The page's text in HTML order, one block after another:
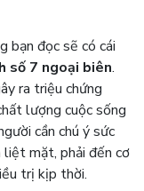
bạn đọc sẽ có cái
số 7 ngoại biên.
ra triệu chứng
lượng cuộc sống
cần chú ý sức
liệt mặt, phải đến cơ
trị kịp thời.